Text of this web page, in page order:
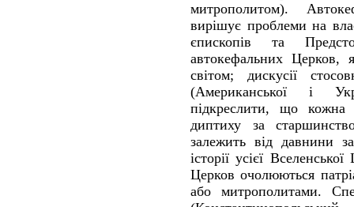
митрополитом).
вирішує проблеми на
єпископів та
автокефальних Церков,
світом; дискусії
(Американської і
підкреслити, що
диптиху за
залежить від давнини
історії усієї
Церков очолюються
або митрополитами.